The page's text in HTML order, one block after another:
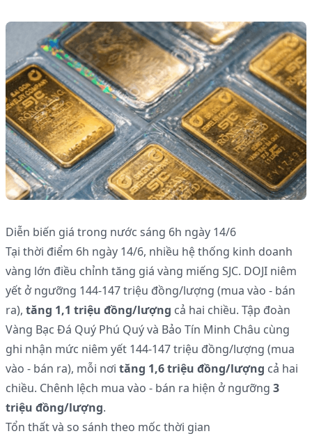
Diễn biến giá trong nước sáng 6h ngày 14/6
Tại thời điểm 6h ngày 14/6, nhiều hệ thống kinh doanh
vàng lớn điều chỉnh tăng giá vàng miếng SJC. DOJI niêm
yết ở ngưỡng 144-147 triệu đồng/lượng (mua vào - bán
ra), tăng 1,1 triệu đồng/lượng cả hai chiều. Tập đoàn
Vàng Bạc Đá Quý Phú Quý và Bảo Tín Minh Châu cùng
ghi nhận mức niêm yết 144-147 triệu đồng/lượng (mua
vào - bán ra), mỗi nơi tăng 1,6 triệu đồng/lượng cả hai
chiều. Chênh lệch mua vào - bán ra hiện ở ngưỡng 3
triệu đồng/lượng.
Tổn thất và so sánh theo mốc thời gian